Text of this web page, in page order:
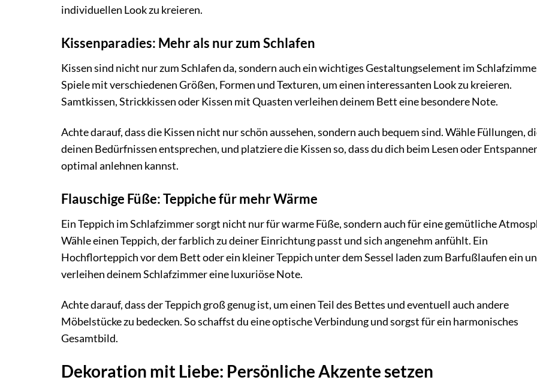
individuellen Look zu kreieren.
Kissenparadies: Mehr als nur zum Schlafen
Kissen sind nicht nur zum Schlafen da, sondern auch ein wichtiges Gestaltungselement im
Spiele mit verschiedenen Größen, Formen und Texturen, um einen interessanten Look zu kreieren.
Samtkissen, Strickkissen oder Kissen mit Quasten verleihen deinem Bett eine besondere Note.
Achte darauf, dass die Kissen nicht nur schön aussehen, sondern auch bequem sind. Wähle Füllungen,
deinen Bedürfnissen entsprechen, und platziere die Kissen so, dass du dich beim Lesen oder
optimal anlehnen kannst.
Flauschige Füße: Teppiche für mehr Wärme
Ein Teppich im Schlafzimmer sorgt nicht nur für warme Füße, sondern auch für eine gemütliche
Wähle einen Teppich, der farblich zu deiner Einrichtung passt und sich angenehm anfühlt. Ein
Hochflorteppich vor dem Bett oder ein kleiner Teppich unter dem Sessel laden zum Barfußlaufen ein
verleihen deinem Schlafzimmer eine luxuriöse Note.
Achte darauf, dass der Teppich groß genug ist, um einen Teil des Bettes und eventuell auch andere
Möbelstücke zu bedecken. So schaffst du eine optische Verbindung und sorgst für ein harmonisches
Gesamtbild.
Dekoration mit Liebe: Persönliche Akzente setzen